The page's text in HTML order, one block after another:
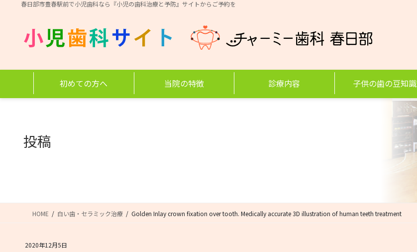
移
春日部市豊春駅前で小児歯科なら『小児の歯科治療と予防』サイトからご予約を
初めての方へ 当院の特徴 診療内容 子供の歯の豆知識
投稿
HOME 白い歯・セラミック治療 Golden Inlay crown fixation over tooth. Medically accurate 3D illustration of human teeth treatment
2020年12月5日